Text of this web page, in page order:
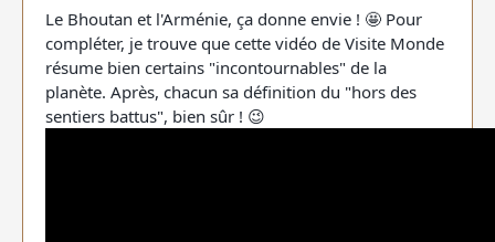
Le Bhoutan et l'Arménie, ça donne envie ! 🤩 Pour
compléter, je trouve que cette vidéo de Visite Monde
résume bien certains "incontournables" de la
planète. Après, chacun sa définition du "hors des
sentiers battus", bien sûr ! 😉